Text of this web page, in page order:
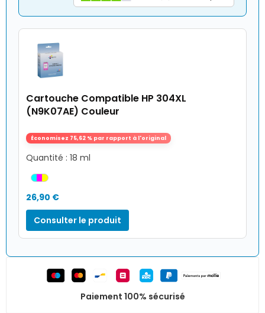
Cartouche Compatible HP 304XL
(N9K07AE) Couleur
Économisez 75,62 % par rapport à l'original
Quantité : 18 ml
26,90 €
Consulter le produit
Paiement 100% sécurisé